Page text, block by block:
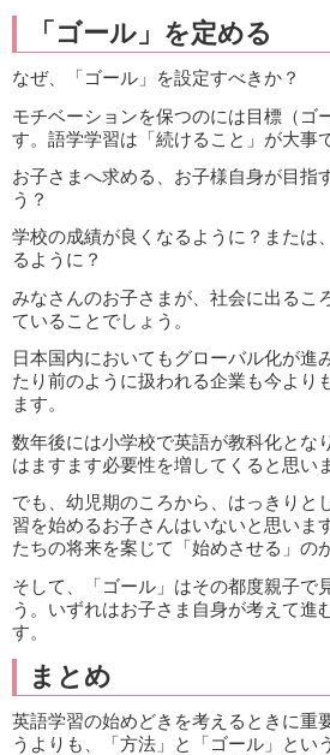
「ゴール」を定める
なぜ、「ゴール」を設定すべきか？
モチベーションを保つのには目標（ゴ
す。語学学習は「続けること」が大事
お子さまへ求める、お子様自身が目指
う？
学校の成績が良くなるように？または
るように？
みなさんのお子さまが、社会に出るこ
ていることでしょう。
日本国内においてもグローバル化が進
たり前のように扱われる企業も今より
ます。
数年後には小学校で英語が教科化とな
はますます必要性を増してくると思い
でも、幼児期のころから、はっきりと
習を始めるお子さんはいないと思いま
たちの将来を案じて「始めさせる」の
そして、「ゴール」はその都度親子で
う。いずれはお子さま自身が考えて進
す。
まとめ
英語学習の始めどきを考えるときに重
うよりも、「方法」と「ゴール」とい